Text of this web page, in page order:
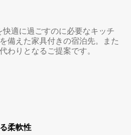
適に過ごすのに必要なキッチ
備えた家具付きの宿泊先。また
わりとなるご提案です。
柔軟性